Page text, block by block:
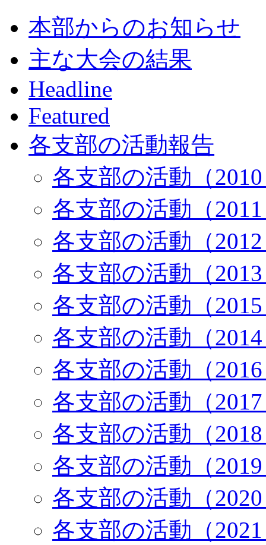
本部からのお知らせ
主な大会の結果
Headline
Featured
各支部の活動報告
各支部の活動（
各支部の活動（
各支部の活動（
各支部の活動（
各支部の活動（
各支部の活動（
各支部の活動（
各支部の活動（
各支部の活動（
各支部の活動（
各支部の活動（
各支部の活動（